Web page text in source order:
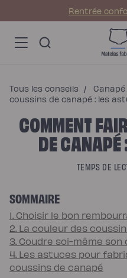
contenu
Rentrée
menu
Matelas
Matelas
Matelas
Hybride
Infinite
Signature
Matelas
Offres
Pack
Pack
Lit
Confort
Pack
Lit
4
Étoiles
Pack
Tous les conseils / Canapé
coussins de canapé : les
COMMENT
DE CANAPÉ
TEMPS DE
SOMMAIRE
1. Choisir le bon
2. La couleur des
3. Coudre soi-même son
4. Les astuces pour
coussins de canapé